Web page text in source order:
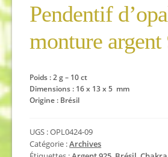
Pendentif
monture argent
Poids : 2 g – 10 ct
Dimensions : 16 x 13 x 5 mm
Origine : Brésil
UGS :OPL0424-09
Catégorie :Archives